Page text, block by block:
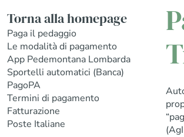
Torna alla homepage
Paga il pedaggio
Le modalità di pagamento
App Pedemontana Lombarda
Sportelli automatici (Banca)
PagoPA
Termini di pagamento
Fatturazione
Poste Italiane